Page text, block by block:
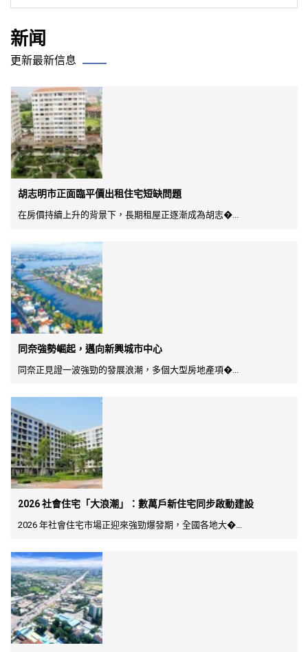
新闻
更新最新信息
胡志明市正面臨平價出租住宅短缺問題
在房價持續上升的背景下，長期租屋正逐漸成為胡志�...
同奈強勢崛起，邁向新興城市中心
同奈正見證一波強勁的發展浪潮，多個大型房地產項�...
2026 社會住宅「大浪潮」：數萬戶新住宅同步啟動建設
2026 年社會住宅市場正迎來強勁爆發期，全國各地大�...